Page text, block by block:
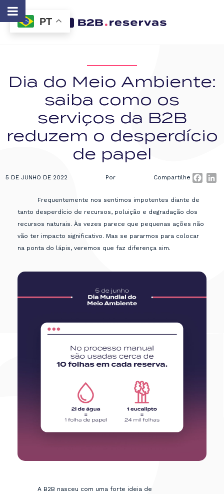
Dia do Meio Ambiente:
saiba como os
serviços da B2B
reduzem o desperdício
de papel
5 DE JUNHO DE 2022 Por Compartilhe
Frequentemente nos sentimos impotentes diante de
tanto desperdício de recursos, poluição e degradação dos
recursos naturais. Às vezes parece que pequenas ações não
vão ter impacto significativo. Mas se pararmos para colocar
na ponta do lápis, veremos que faz diferença sim.
A B2B nasceu com uma forte ideia de
PT